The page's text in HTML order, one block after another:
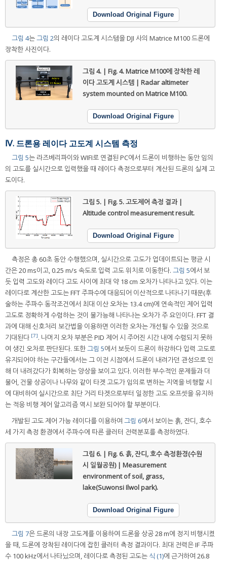
Download Original Figure
그림 4는그림 2의 레이다 고도계 시스템을 DJI 사의 Matrice M100 드론에
장착한 사진이다.
그림 4. | Fig. 4.Matrice M100에 장착한 레
이다 고도계 시스템 | Radar altimeter
system mounted on Matrice M100.
Download Original Figure
Ⅳ. 드론용 레이다 고도계 시스템 측정
그림 5는 라즈베리파이와 WIFI로 연결된 PC에서 드론이 비행하는 동안 임의
의 고도를 실시간으로 입력했을 때 레이다 측정으로부터 계산된 드론의 실제 고
도이다.
그림 5. | Fig. 5.고도제어 측정 결과 |
Altitude control measurement result.
Download Original Figure
측정은 총 60초 동안 수행했으며, 실시간으로 고도가 업데이트되는 평균 시
간은 20 ms이고, 0.25 m/s 속도로 입력 고도 위치로 이동한다. 그림 5에서 보
듯 입력 고도와 레이다 고도 사이에 최대 약 18 cm 오차가 나타나고 있다. 이는
레이다로 계산한 고도는 FFT 주파수에 대응되어 이산적으로 나타나기 때문(후
술하는 주파수 동작조건에서 최대 이산 오차는 13.4 cm)에 연속적인 제어 입력
고도로 정확하게 수렴하는 것이 불가능해 나타나는 오차가 주 요인이다. FFT 결
과에 대해 신호처리 보간법을 이용하면 이러한 오차는 개선될 수 있을 것으로
기대된다 [7]. 나머지 오차 부분은 PID 제어 시 주어진 시간 내에 수렴되지 못하
여 생긴 오차로 판단된다. 또한그림 5에서 보듯이 드론이 하강하다 입력 고도로
유지되어야 하는 구간들에서는 그 이전 시점에서 드론이 내려가던 관성으로 인
해 더 내려갔다가 회복하는 양상을 보이고 있다. 이러한 부수적인 문제들과 더
불어, 건물 상공이나 나무와 같이 타겟 고도가 임의로 변하는 지역을 비행할 시
에 대비하여 실시간으로 최단 거리 타겟으로부터 일정한 고도 오프셋을 유지하
는 적응 비행 제어 알고리즘 역시 보완 되어야 할 부분이다.
개발된 고도 제어 가능 레이다를 이용하여 그림 6에서 보이는 흙, 잔디, 호수
세 가지 측정 환경에서 주파수에 따른 클러터 전력분포를 측정하였다.
그림 6. | Fig. 6.흙, 잔디, 호수 측정환경(수원
시 일월공원) | Measurement
environment of soil, grass,
lake(Suwonsi Ilwol park).
Download Original Figure
그림 7은 드론의 내장 고도계를 이용하여 드론을 상공 28 m에 정지 비행시켰
을 때, 드론에 장착된 레이다에 잡힌 클러터 측정 결과이다. 최대 전력은 IF 주파
수 100 kHz에서 나타났으며, 레이다로 측정된 고도는 식 (1)에 근거하여 26.8